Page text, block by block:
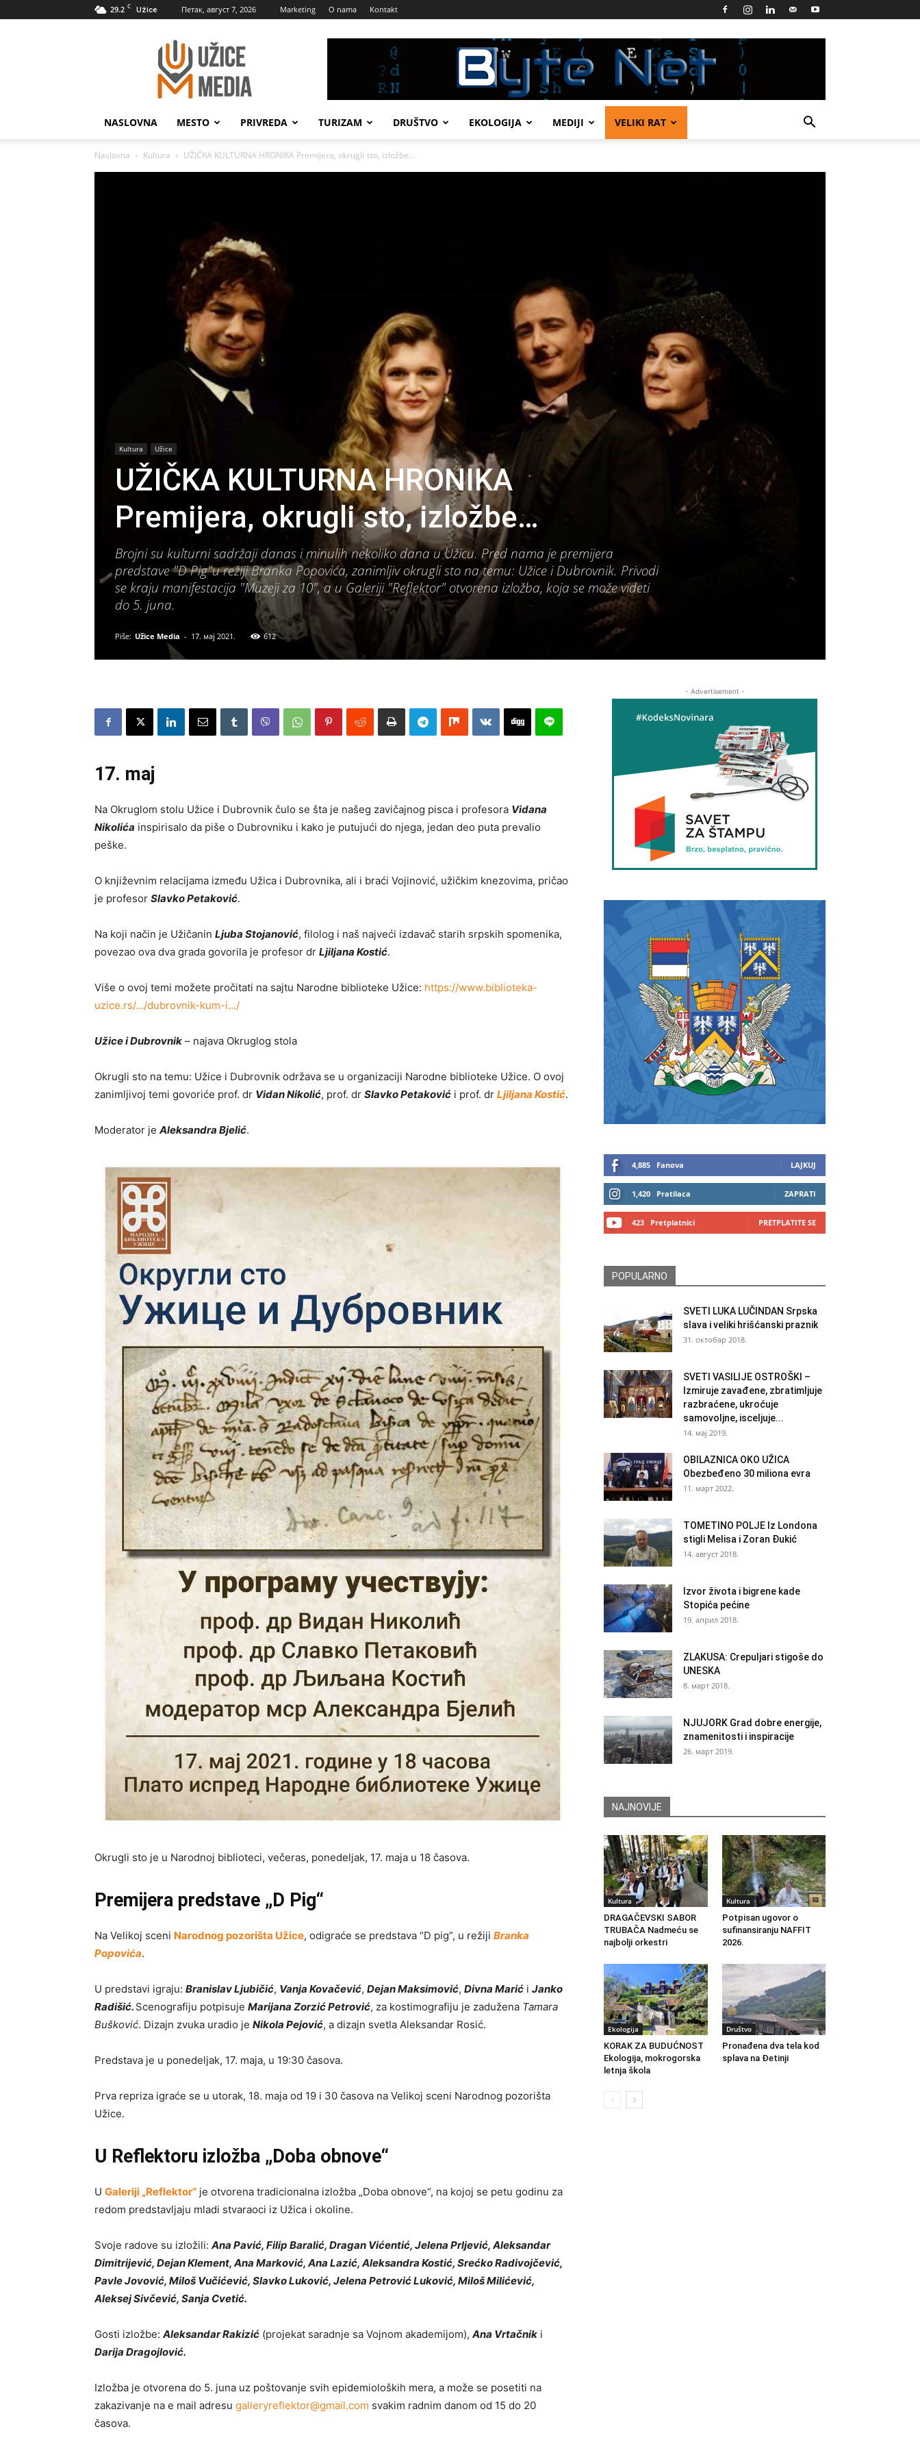
29.2 C Užice Петак, август 7, 2026 Marketing O nama Kontakt
UžiceMedia
NASLOVNA MESTO PRIVREDA TURIZAM DRUŠTVO EKOLOGIJA MEDIJI VELIKI RAT
Naslovna Kultura UŽIČKA KULTURNA HRONIKA Premijera, okrugli sto, izložbe…
Kultura Užice
UŽIČKA KULTURNA HRONIKA
Premijera, okrugli sto, izložbe…
Brojni su kulturni sadržaji danas i minulih nekoliko dana u Užicu. Pred nama je premijera
predstave "D Pig"u režiji Branka Popovića, zanimljiv okrugli sto na temu: Užice i Dubrovnik. Privodi
se kraju manifestacija "Muzeji za 10", a u Galeriji "Reflektor" otvorena izložba, koja se može videti
do 5. juna.
Piše: Užice Media - 17. мај 2021. 612
17. maj
Na Okruglom stolu Užice i Dubrovnik čulo se šta je našeg zavičajnog pisca i profesora Vidana
Nikolića inspirisalo da piše o Dubrovniku i kako je putujući do njega, jedan deo puta prevalio
peške.
O književnim relacijama između Užica i Dubrovnika, ali i braći Vojinović, užičkim knezovima, pričao
je profesor Slavko Petaković.
Na koji način je Užičanin Ljuba Stojanović, filolog i naš najveći izdavač starih srpskih spomenika,
povezao ova dva grada govorila je profesor dr Ljiljana Kostić.
Više o ovoj temi možete pročitati na sajtu Narodne biblioteke Užice: https://www.biblioteka-
uzice.rs/…/dubrovnik-kum-i…/
Užice i Dubrovnik – najava Okruglog stola
Okrugli sto na temu: Užice i Dubrovnik održava se u organizaciji Narodne biblioteke Užice. O ovoj
zanimljivoj temi govoriće prof. dr Vidan Nikolić, prof. dr Slavko Petaković i prof. dr Ljiljana Kostić.
Moderator je Aleksandra Bjelić.
Okrugli sto je u Narodnoj biblioteci, večeras, ponedeljak, 17. maja u 18 časova.
Premijera predstave „D Pig“
Na Velikoj sceni Narodnog pozorišta Užice, odigraće se predstava “D pig”, u režiji Branka
Popovića.
U predstavi igraju: Branislav Ljubičić, Vanja Kovačević, Dejan Maksimović, Divna Marić i Janko
Radišić. Scenografiju potpisuje Marijana Zorzić Petrović, za kostimografiju je zadužena Tamara
Bušković. Dizajn zvuka uradio je Nikola Pejović, a dizajn svetla Aleksandar Rosić.
Predstava je u ponedeljak, 17. maja, u 19:30 časova.
Prva repriza igraće se u utorak, 18. maja od 19 i 30 časova na Velikoj sceni Narodnog pozorišta
Užice.
U Reflektoru izložba „Doba obnove“
U Galeriji „Reflektor“ je otvorena tradicionalna izložba „Doba obnove“, na kojoj se petu godinu za
redom predstavljaju mladi stvaraoci iz Užica i okoline.
Svoje radove su izložili: Ana Pavić, Filip Baralić, Dragan Vićentić, Jelena Prljević, Aleksandar
Dimitrijević, Dejan Klement, Ana Marković, Ana Lazić, Aleksandra Kostić, Srećko Radivojčević,
Pavle Jovović, Miloš Vučićević, Slavko Luković, Jelena Petrović Luković, Miloš Milićević,
Aleksej Sivčević, Sanja Cvetić.
Gosti izložbe: Aleksandar Rakizić (projekat saradnje sa Vojnom akademijom), Ana Vrtačnik i
Darija Dragojlović.
Izložba je otvorena do 5. juna uz poštovanje svih epidemioloških mera, a može se posetiti na
zakazivanje na e mail adresu galleryreflektor@gmail.com svakim radnim danom od 15 do 20
časova.
- Advertisement -
4,885 Fanova LAJKUJ
1,420 Pratilaca ZAPRATI
423 Pretplatnici PRETPLATITE SE
POPULARNO
SVETI LUKA LUČINDAN Srpska
slava i veliki hrišćanski praznik
31. октобар 2018.
SVETI VASILIJE OSTROŠKI –
Izmiruje zavađene, zbratimljuje
razbraćene, ukroćuje
samovoljne, isceljuje...
14. мај 2019.
OBILAZNICA OKO UŽICA
Obezbeđeno 30 miliona evra
11. март 2022.
TOMETINO POLJE Iz Londona
stigli Melisa i Zoran Đukić
14. август 2018.
Izvor života i bigrene kade
Stopića pećine
19. април 2018.
ZLAKUSA: Crepuljari stigoše do
UNESKA
8. март 2018.
NJUJORK Grad dobre energije,
znamenitosti i inspiracije
26. март 2019.
NAJNOVIJE
Kultura
DRAGAČEVSKI SABOR
TRUBAČA Nadmeću se
najbolji orkestri
Kultura
Potpisan ugovor o
sufinansiranju NAFFIT
2026.
Ekologija
KORAK ZA BUDUĆNOST
Ekologija, mokrogorska
letnja škola
Društvo
Pronađena dva tela kod
splava na Đetinji